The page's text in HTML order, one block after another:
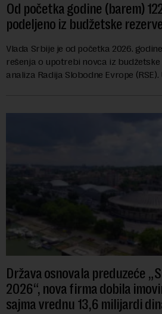
Od početka godine (barem)
podeljeno iz budžetske rezerve
Vlada Srbije je od početka 2026.
rešenja o upotrebi novca iz budžetske
analiza Radija Slobodne Evrope
Država osnovala preduzeće
2026“, nova firma dobila
sajma vrednu 13,6 milijardi